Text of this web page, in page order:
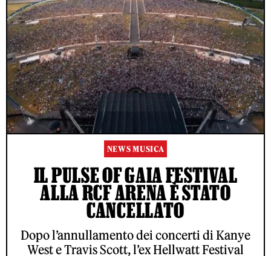
NEWS MUSICA
IL PULSE OF GAIA FESTIVAL
ALLA RCF ARENA È STATO
CANCELLATO
Dopo l’annullamento dei concerti di Kanye
West e Travis Scott, l’ex Hellwatt Festival